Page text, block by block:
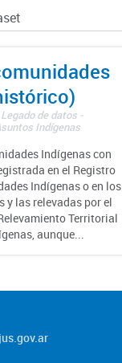
de datos -
Indígenas
Indígenas con
en el Registro
Indígenas o en los
y las relevadas por el
Territorial
aunque...